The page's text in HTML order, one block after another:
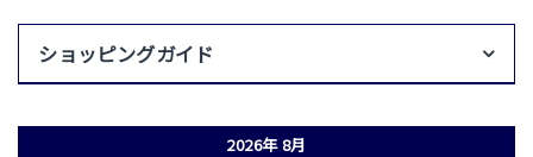
ショッピングガイド
2026年 8月